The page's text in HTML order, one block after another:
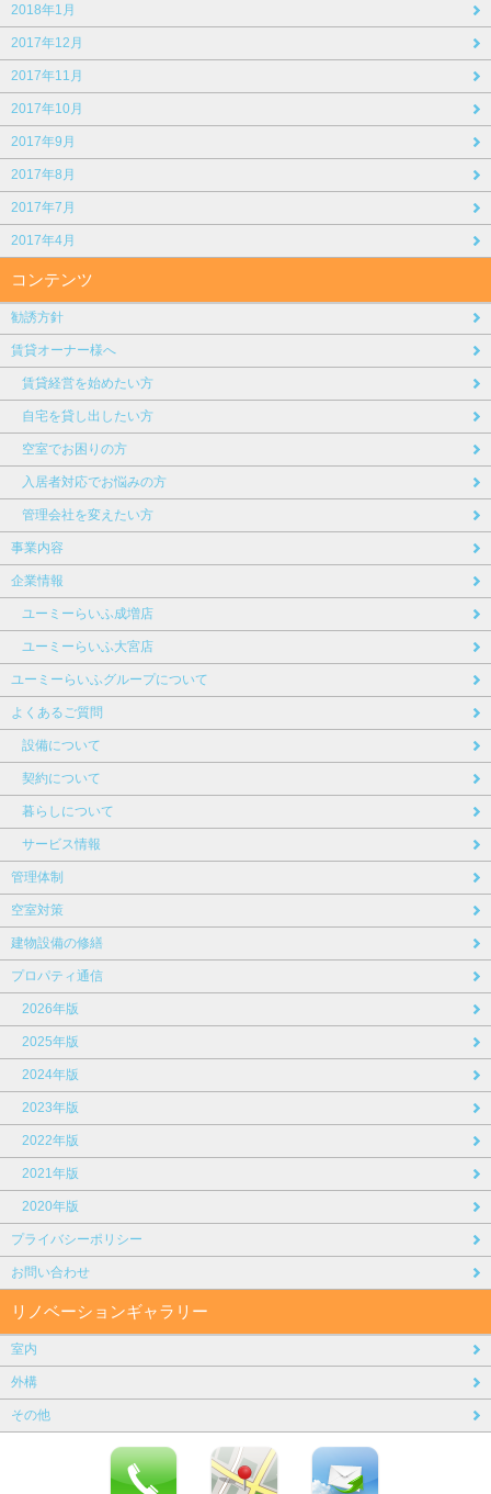
2018年1月
2017年12月
2017年11月
2017年10月
2017年9月
2017年8月
2017年7月
2017年4月
コンテンツ
勧誘方針
賃貸オーナー様へ
賃貸経営を始めたい方
自宅を貸し出したい方
空室でお困りの方
入居者対応でお悩みの方
管理会社を変えたい方
事業内容
企業情報
ユーミーらいふ成増店
ユーミーらいふ大宮店
ユーミーらいふグループについて
よくあるご質問
設備について
契約について
暮らしについて
サービス情報
管理体制
空室対策
建物設備の修繕
プロパティ通信
2026年版
2025年版
2024年版
2023年版
2022年版
2021年版
2020年版
プライバシーポリシー
お問い合わせ
リノベーションギャラリー
室内
外構
その他